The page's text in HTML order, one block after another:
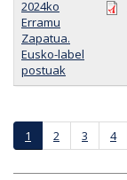
2024ko
Erramu
Zapatua.
Eusko-label
postuak
Páginas
1 2 3 4